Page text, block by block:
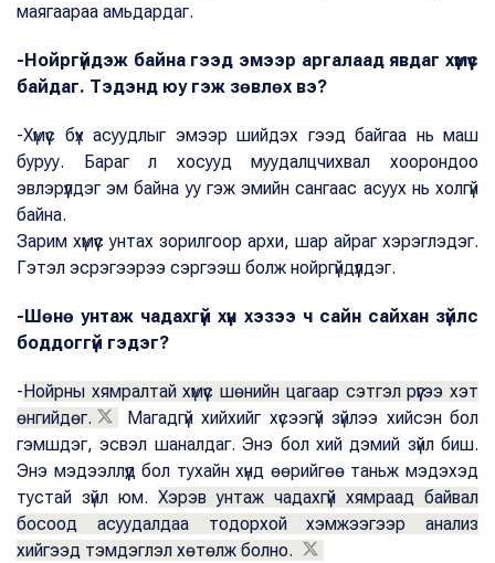
маягаараа амьдардаг.
-Нойргүйдэж байна гээд эмээр аргалаад явдаг хүмүүс
байдаг. Тэдэнд юу гэж зөвлөх вэ?
-Хүмүүс бүх асуудлыг эмээр шийдэх гээд байгаа нь маш
буруу. Бараг л хосууд муудалцчихвал хоорондоо
эвлэрүүлдэг эм байна уу гэж эмийн сангаас асуух нь холгүй
байна.
Зарим хүмүүс унтах зорилгоор архи, шар айраг хэрэглэдэг.
Гэтэл эсрэгээрээ сэргээш болж нойргүйдүүлдэг.
-Шөнө унтаж чадахгүй хүн хэзээ ч сайн сайхан зүйлс
боддоггүй гэдэг?
- Нойрны хямралтай хүмүүс шөнийн цагаар сэтгэл рүүгээ хэт
өнгийдөг.
Магадгүй хийхийг хүсээгүй зүйлээ хийсэн бол
гэмшдэг, эсвэл шаналдаг. Энэ бол хий дэмий зүйл биш.
Энэ мэдээллүүд бол тухайн хүнд өөрийгөө таньж мэдэхэд
тустай зүйл юм. Хэрэв унтаж чадахгүй хямраад байвал
босоод асуудалдаа тодорхой хэмжээгээр анализ
хийгээд тэмдэглэл хөтөлж болно.